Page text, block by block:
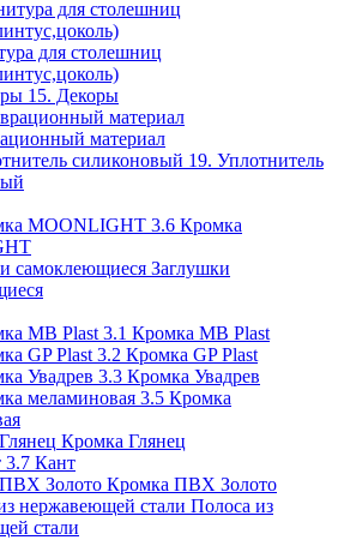
для столешниц
15. Декоры
материал
19. Уплотнитель
3.6 Кромка
Заглушки
3.1 Кромка MB Plast
3.2 Кромка GP Plast
3.3 Кромка Увадрев
3.5 Кромка
Кромка Глянец
3.7 Кант
Кромка ПВХ Золото
Полоса из
стали